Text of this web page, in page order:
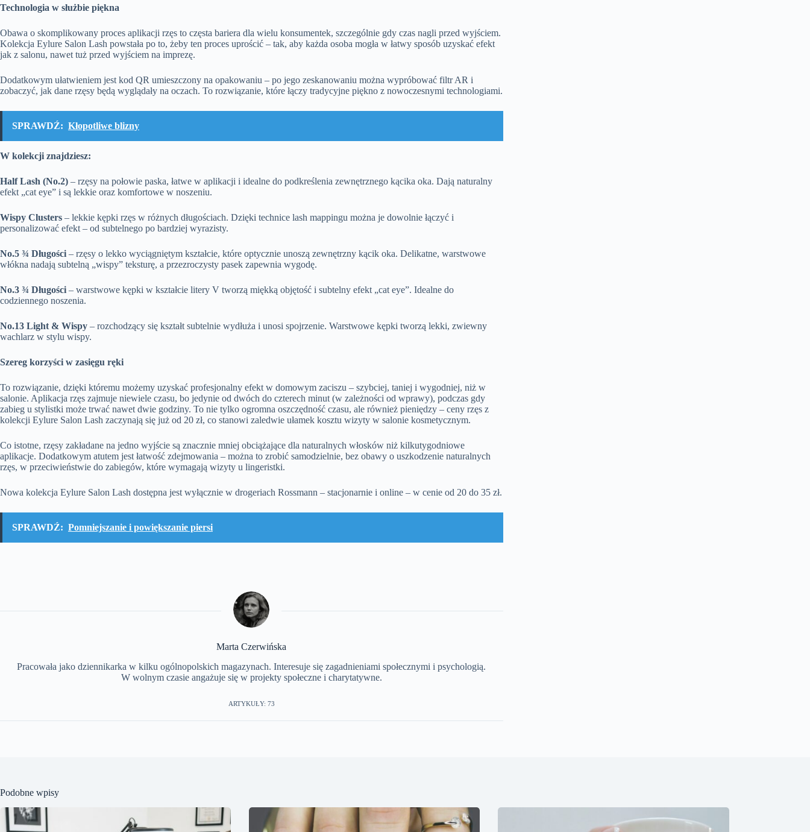
Technologia w służbie piękna
Obawa o skomplikowany proces aplikacji rzęs to częsta bariera dla wielu konsumentek, szczególnie gdy czas nagli przed wyjściem.
Kolekcja Eylure Salon Lash powstała po to, żeby ten proces uprościć – tak, aby każda osoba mogła w łatwy sposób uzyskać efekt
jak z salonu, nawet tuż przed wyjściem na imprezę.
Dodatkowym ułatwieniem jest kod QR umieszczony na opakowaniu – po jego zeskanowaniu można wypróbować filtr AR i
zobaczyć, jak dane rzęsy będą wyglądały na oczach. To rozwiązanie, które łączy tradycyjne piękno z nowoczesnymi technologiami.
SPRAWDŹ: Kłopotliwe blizny
W kolekcji znajdziesz:
Half Lash (No.2) – rzęsy na połowie paska, łatwe w aplikacji i idealne do podkreślenia zewnętrznego kącika oka. Dają naturalny
efekt „cat eye” i są lekkie oraz komfortowe w noszeniu.
Wispy Clusters – lekkie kępki rzęs w różnych długościach. Dzięki technice lash mappingu można je dowolnie łączyć i
personalizować efekt – od subtelnego po bardziej wyrazisty.
No.5 ¾ Długości – rzęsy o lekko wyciągniętym kształcie, które optycznie unoszą zewnętrzny kącik oka. Delikatne, warstwowe
włókna nadają subtelną „wispy” teksturę, a przezroczysty pasek zapewnia wygodę.
No.3 ¾ Długości – warstwowe kępki w kształcie litery V tworzą miękką objętość i subtelny efekt „cat eye”. Idealne do
codziennego noszenia.
No.13 Light & Wispy – rozchodzący się kształt subtelnie wydłuża i unosi spojrzenie. Warstwowe kępki tworzą lekki, zwiewny
wachlarz w stylu wispy.
Szereg korzyści w zasięgu ręki
To rozwiązanie, dzięki któremu możemy uzyskać profesjonalny efekt w domowym zaciszu – szybciej, taniej i wygodniej, niż w
salonie. Aplikacja rzęs zajmuje niewiele czasu, bo jedynie od dwóch do czterech minut (w zależności od wprawy), podczas gdy
zabieg u stylistki może trwać nawet dwie godziny. To nie tylko ogromna oszczędność czasu, ale również pieniędzy – ceny rzęs z
kolekcji Eylure Salon Lash zaczynają się już od 20 zł, co stanowi zaledwie ułamek kosztu wizyty w salonie kosmetycznym.
Co istotne, rzęsy zakładane na jedno wyjście są znacznie mniej obciążające dla naturalnych włosków niż kilkutygodniowe
aplikacje. Dodatkowym atutem jest łatwość zdejmowania – można to zrobić samodzielnie, bez obawy o uszkodzenie naturalnych
rzęs, w przeciwieństwie do zabiegów, które wymagają wizyty u lingeristki.
Nowa kolekcja Eylure Salon Lash dostępna jest wyłącznie w drogeriach Rossmann – stacjonarnie i online – w cenie od 20 do 35 zł.
SPRAWDŹ: Pomniejszanie i powiększanie piersi
Marta Czerwińska
Pracowała jako dziennikarka w kilku ogólnopolskich magazynach. Interesuje się zagadnieniami społecznymi i psychologią.
W wolnym czasie angażuje się w projekty społeczne i charytatywne.
ARTYKUŁY: 73
Podobne wpisy